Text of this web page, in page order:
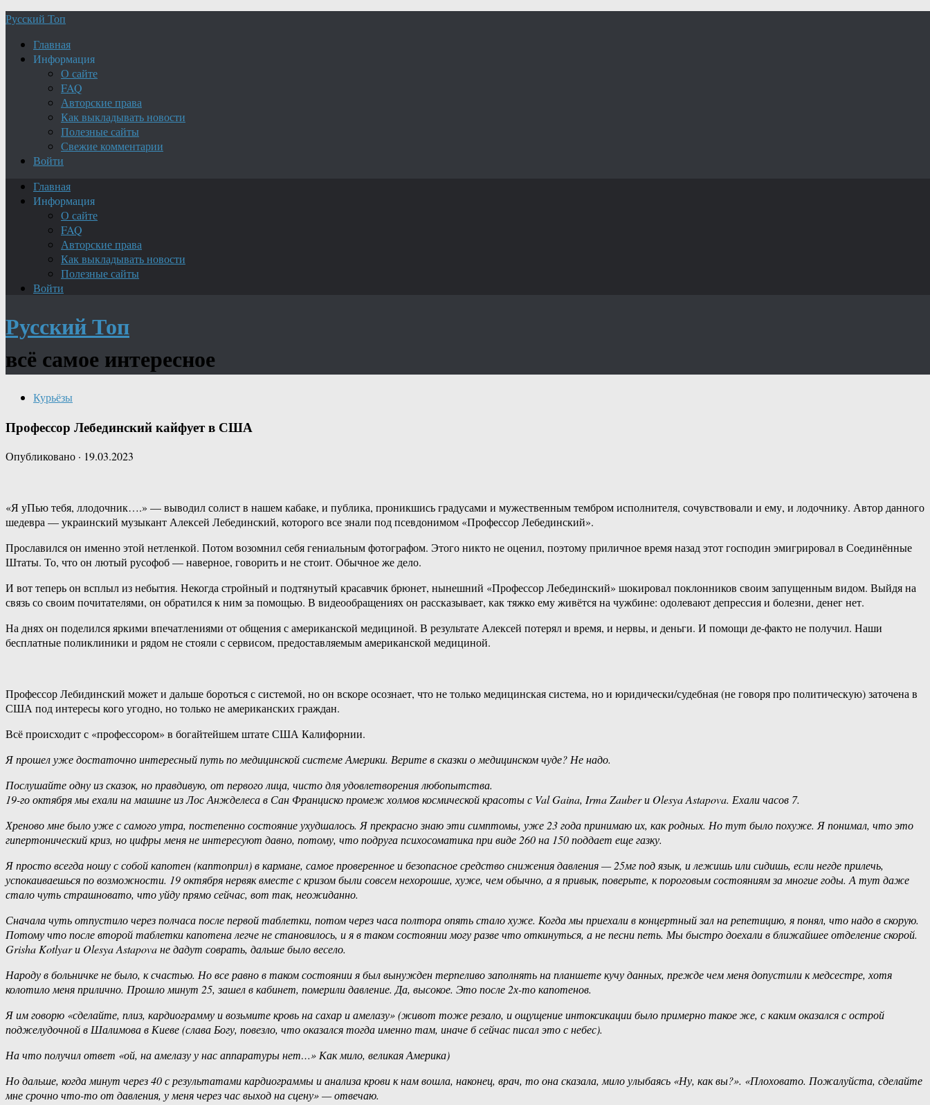
Русский Топ
Главная
Информация
О сайте
FAQ
Авторские права
Как выкладывать новости
Полезные сайты
Свежие комментарии
Войти
Главная
Информация
О сайте
FAQ
Авторские права
Как выкладывать новости
Полезные сайты
Войти
Русский Топ
всё самое интересное
Курьёзы
Профессор Лебединский кайфует в США
Опубликовано · 19.03.2023
«Я уПью тебя, ллодочник….» — выводил солист в нашем кабаке, и публика, проникшись градусами и мужественным тембром исполнителя, сочувствовали и ему, и лодочнику. Автор данного
шедевра — украинский музыкант Алексей Лебединский, которого все знали под псевдонимом «Профессор Лебединский».
Прославился он именно этой нетленкой. Потом возомнил себя гениальным фотографом. Этого никто не оценил, поэтому приличное время назад этот господин эмигрировал в Соединённые
Штаты. То, что он лютый русофоб — наверное, говорить и не стоит. Обычное же дело.
И вот теперь он всплыл из небытия. Некогда стройный и подтянутый красавчик брюнет, нынешний «Профессор Лебединский» шокировал поклонников своим запущенным видом. Выйдя на
связь со своим почитателями, он обратился к ним за помощью. В видеообращениях он рассказывает, как тяжко ему живётся на чужбине: одолевают депрессия и болезни, денег нет.
На днях он поделился яркими впечатлениями от общения с американской медициной. В результате Алексей потерял и время, и нервы, и деньги. И помощи де-факто не получил. Наши
бесплатные поликлиники и рядом не стояли с сервисом, предоставляемым американской медициной.
Профессор Лебидинский может и дальше бороться с системой, но он вскоре осознает, что не только медицинская система, но и юридически/судебная (не говоря про политическую) заточена в
США под интересы кого угодно, но только не американских граждан.
Всё происходит с «профессором» в богайтейшем штате США Калифорнии.
Я прошел уже достаточно интересный путь по медицинской системе Америки. Верите в сказки о медицинском чуде? Не надо.
Послушайте одну из сказок, но правдивую, от первого лица, чисто для удовлетворения любопытства.
19-го октября мы ехали на машине из Лос Анжделеса в Сан Франциско промеж холмов космической красоты с Val Gaina, Irma Zauber и Olesya Astapova. Ехали часов 7.
Хреново мне было уже с самого утра, постепенно состояние ухудшалось. Я прекрасно знаю эти симптомы, уже 23 года принимаю их, как родных. Но тут было похуже. Я понимал, что это
гипертонический криз, но цифры меня не интересуют давно, потому, что подруга психосоматика при виде 260 на 150 поддает еще газку.
Я просто всегда ношу с собой капотен (каптоприл) в кармане, самое проверенное и безопасное средство снижения давления — 25мг под язык, и лежишь или сидишь, если негде прилечь,
успокаиваешься по возможности. 19 октября нервяк вместе с кризом были совсем нехорошие, хуже, чем обычно, а я привык, поверьте, к пороговым состояниям за многие годы. А тут даже
стало чуть страшновато, что уйду прямо сейчас, вот так, неожиданно.
Сначала чуть отпустило через полчаса после первой таблетки, потом через часа полтора опять стало хуже. Когда мы приехали в концертный зал на репетицию, я понял, что надо в скорую.
Потому что после второй таблетки капотена легче не становилось, и я в таком состоянии могу разве что откинуться, а не песни петь. Мы быстро доехали в ближайшее отделение скорой.
Grisha Kotlyar и Olesya Astapova не дадут соврать, дальше было весело.
Народу в больничке не было, к счастью. Но все равно в таком состоянии я был вынужден терпеливо заполнять на планшете кучу данных, прежде чем меня допустили к медсестре, хотя
колотило меня прилично. Прошло минут 25, зашел в кабинет, померили давление. Да, высокое. Это после 2х-то капотенов.
Я им говорю «сделайте, плиз, кардиограмму и возьмите кровь на сахар и амелазу» (живот тоже резало, и ощущение интоксикации было примерно такое же, с каким оказался с острой
поджелудочной в Шалимова в Киеве (слава Богу, повезло, что оказался тогда именно там, иначе б сейчас писал это с небес).
На что получил ответ «ой, на амелазу у нас аппаратуры нет…» Как мило, великая Америка)
Но дальше, когда минут через 40 с результатами кардиограммы и анализа крови к нам вошла, наконец, врач, то она сказала, мило улыбаясь «Ну, как вы?». «Плоховато. Пожалуйста, сделайте
мне срочно что-то от давления, у меня через час выход на сцену» — отвечаю.